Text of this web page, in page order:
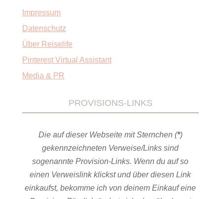
Impressum
Datenschutz
Über Reiselife
Pinterest Virtual Assistant
Media & PR
PROVISIONS-LINKS
Die auf dieser Webseite mit Sternchen (*)
gekennzeichneten Verweise/Links sind
sogenannte Provision-Links. Wenn du auf so
einen Verweislink klickst und über diesen Link
einkaufst, bekomme ich von deinem Einkauf eine